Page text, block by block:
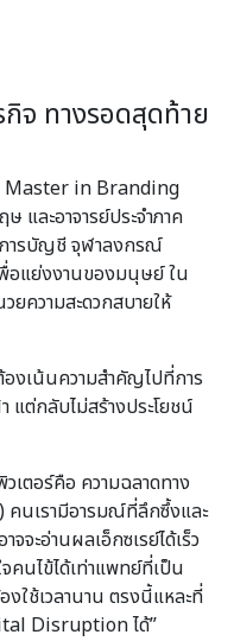
จ ทางรอดสุดท้าย
Master in Branding
ละอาจารย์ประจำภาค
ารบัญชี จุฬาลงกรณ์
พื่อแย่งงานของมนุษย์ ใน
ยความสะดวกสบายให้
งเน้นความสำคัญไปที่การ
แต่กลับไม่สร้างประโยชน์
เตอร์คือ ความฉลาดทาง
นเรามีอารมณ์ที่ลึกซึ้งและ
จจะอ่านผลเอ็กซเรย์ได้เร็ว
คนไข้ได้เท่าแพทย์ที่เป็น
ใช้เวลานาน ตรงนี้แหละที่
Disruption ได้”